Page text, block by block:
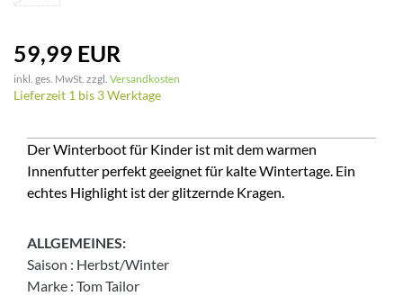
59,99 EUR
inkl. ges. MwSt. zzgl. Versandkosten
Lieferzeit 1 bis 3 Werktage
Der Winterboot für Kinder ist mit dem warmen
Innenfutter perfekt geeignet für kalte Wintertage. Ein
echtes Highlight ist der glitzernde Kragen.
ALLGEMEINES:
Saison : Herbst/Winter
Marke : Tom Tailor